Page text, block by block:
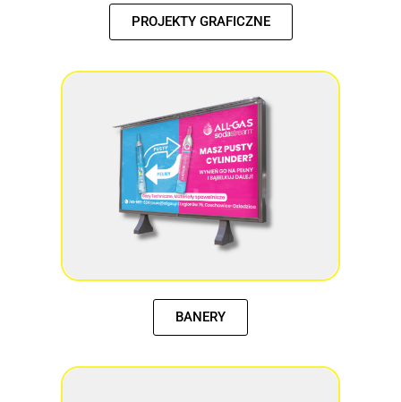
PROJEKTY GRAFICZNE
BANERY